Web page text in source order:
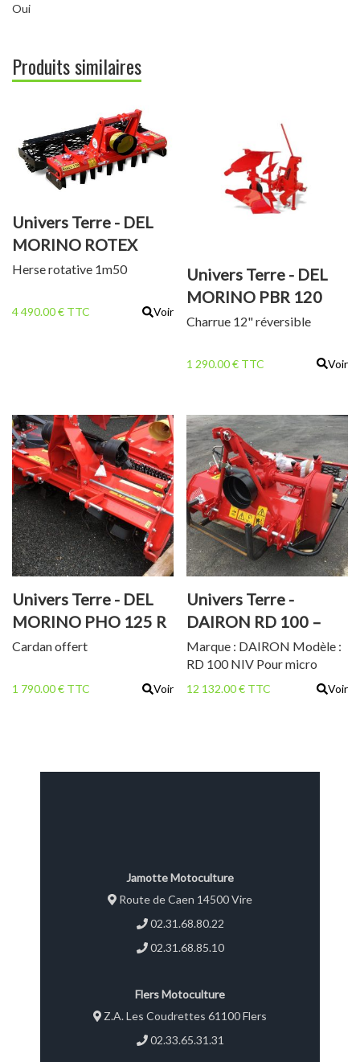
Oui
Produits similaires
Univers Terre - DEL
MORINO ROTEX
M150
Herse rotative 1m50
4 490.00 € TTC Voir
Univers Terre - DEL
MORINO PBR 120
Charrue 12" réversible
1 290.00 € TTC Voir
Univers Terre - DEL
MORINO PHO 125 R
Cardan offert
1 790.00 € TTC Voir
Univers Terre -
DAIRON RD 100 –
ENFOUISSEUR DE
PIERRES
Marque : DAIRON Modèle :
RD 100 NIV Pour micro
tracteur 22 à 35 cv Largeur
de travail : 1m10 Profondeur
niveleuse Avec cardan Poids :
12 132.00 € TTC Voir
Jamotte Motoculture
Route de Caen 14500 Vire
02.31.68.80.22
02.31.68.85.10
Flers Motoculture
Z.A. Les Coudrettes 61100 Flers
02.33.65.31.31